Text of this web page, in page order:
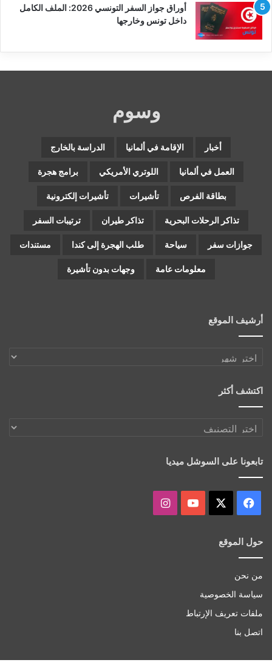
أوراق جواز السفر التونسي 2026: الملف الكامل
داخل تونس وخارجها
وسوم
أخبار الإقامة في ألمانيا الدراسة بالخارج
العمل في ألمانيا اللوتري الأمريكي برامج هجرة
بطاقة الفرص تأشيرات تأشيرات إلكترونية
تذاكر الرحلات البحرية تذاكر طيران ترتيبات السفر
جوازات سفر سياحة طلب الهجرة إلى كندا مستندات
معلومات عامة وجهات بدون تأشيرة
أرشيف الموقع
أرشيف
اكتشف أكثر
اكتشف
تابعونا على السوشل ميديا
فيسبوك ‫YouTubeانستقرام
حول الموقع
من نحن
سياسة الخصوصية
ملفات تعريف الإرتباط
اتصل بنا